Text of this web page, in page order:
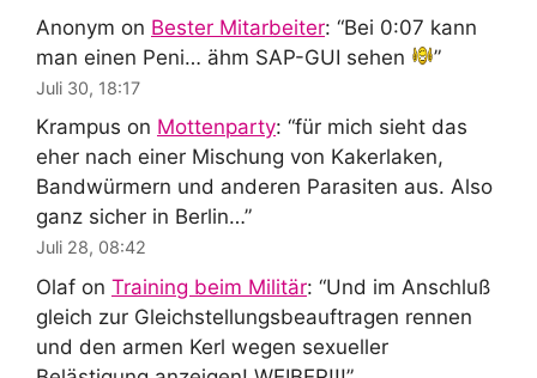
Anonym on Bester Mitarbeiter: “Bei 0:07 kann
man einen Peni… ähm SAP-GUI sehen
”
Juli 30, 18:17
Krampus on Mottenparty: “für mich sieht das
eher nach einer Mischung von Kakerlaken,
Bandwürmern und anderen Parasiten aus. Also
ganz sicher in Berlin…”
Juli 28, 08:42
Olaf on Training beim Militär: “Und im Anschluß
gleich zur Gleichstellungsbeauftragen rennen
und den armen Kerl wegen sexueller